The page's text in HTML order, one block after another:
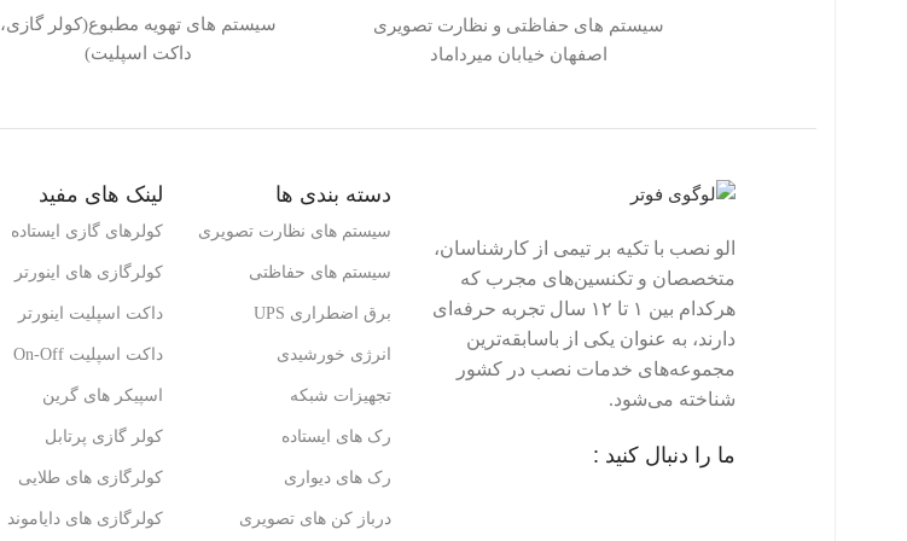
سیستم های حفاظتی و نظارت تصویری
اصفهان خیابان میرداماد
سیستم های تهویه مطبوع(کولر گازی،
داکت اسپلیت)
الو نصب با تکیه بر تیمی از کارشناسان،
متخصصان و تکنسین‌های مجرب که
هرکدام بین ۱ تا ۱۲ سال تجربه حرفه‌ای
دارند، به عنوان یکی از باسابقه‌ترین
مجموعه‌های خدمات نصب در کشور
شناخته می‌شود.
ما را دنبال کنید :
دسته بندی ها
سیستم های نظارت تصویری
سیستم های حفاظتی
برق اضطراری UPS
انرژی خورشیدی
تجهیزات شبکه
رک های ایستاده
رک های دیواری
درباز کن های تصویری
لینک های مفید
کولرهای گازی ایستاده
کولرگازی های اینورتر
داکت اسپلیت اینورتر
داکت اسپلیت On-Off
اسپیکر های گرین
کولر گازی پرتابل
کولرگازی های طلایی
کولرگازی های دایاموند